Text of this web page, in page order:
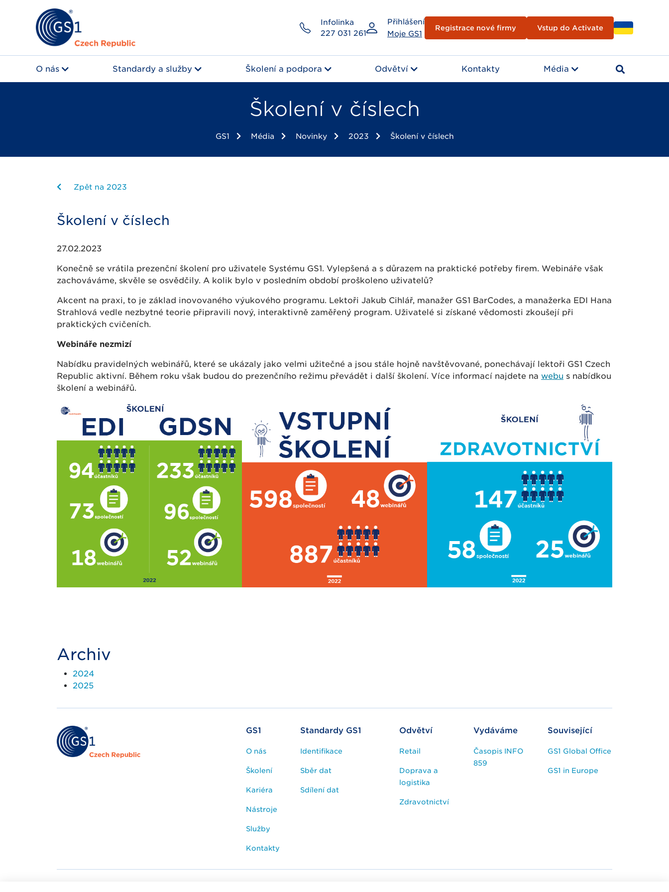
Infolinka
227 031 261
Přihlášení
Moje GS1
Registrace nové firmy Vstup do Activate
O nás Standardy a služby Školení a podpora Odvětví Kontakty Média
Školení v číslech
GS1 Média Novinky 2023 Školení v číslech
Zpět na 2023
Školení v číslech
27.02.2023
Konečně se vrátila prezenční školení pro uživatele Systému GS1. Vylepšená a s důrazem na praktické potřeby firem. Webináře však
zachováváme, skvěle se osvědčily. A kolik bylo v posledním období proškoleno uživatelů?
Akcent na praxi, to je základ inovovaného výukového programu. Lektoři Jakub Cihlář, manažer GS1 BarCodes, a manažerka EDI Hana
Strahlová vedle nezbytné teorie připravili nový, interaktivně zaměřený program. Uživatelé si získané vědomosti zkoušejí při
praktických cvičeních.
Webináře nezmizí
Nabídku pravidelných webinářů, které se ukázaly jako velmi užitečné a jsou stále hojně navštěvované, ponechávají lektoři GS1 Czech
Republic aktivní. Během roku však budou do prezenčního režimu převádět i další školení. Více informací najdete na webu s nabídkou
školení a webinářů.
Archiv
2024
2025
GS1
O nás
Školení
Kariéra
Nástroje
Služby
Kontakty
Standardy GS1
Identifikace
Sběr dat
Sdílení dat
Odvětví
Retail
Doprava a
logistika
Zdravotnictví
Vydáváme
Časopis INFO
859
Související
GS1 Global Office
GS1 in Europe